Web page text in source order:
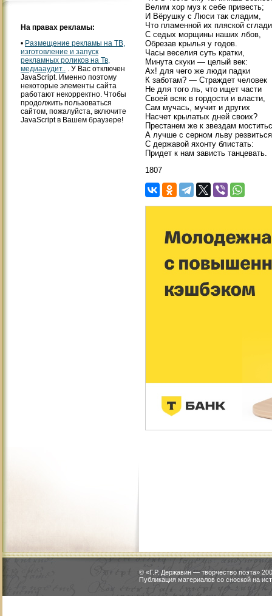
На правах рекламы:
• Размещение рекламы на ТВ,
изготовление и запуск
рекламных роликов на Тв,
медиааудит.. . У Вас отключен
JavaScript. Именно поэтому
некоторые элементы сайта
работают некорректно. Чтобы
продолжить пользоваться
сайтом, пожалуйста, включите
JavaScript в Вашем браузере!
Велим хор муз к себе привесть;
И Вёрушку с Люси так сладим,
Что пламенной их пляской
С седых морщины наших лбов,
Обрезав крылья у годов.
Часы веселия суть кратки,
Минута скуки — целый век:
Ах! для чего же люди падки
К заботам? — Страждет человек
Не для того ль, что ищет части
Своей всяк в гордости и власти,
Сам мучась, мучит и других
Насчет крылатых дней своих?
Престанем же к звездам
А лучше с серном льву
С державой яхонту блистать:
Придет к нам зависть танцевать.
1807
© «Г.Р. Державин — творчество поэта»
Публикация материалов со сноской на